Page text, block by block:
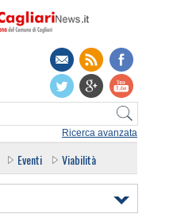
Ricerca avanzata
Eventi Viabilità